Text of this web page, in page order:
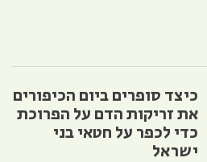
כיצד סופרים ביום הכיפורים
את זריקות הדם על הפרוכת
כדי לכפר על חטאי בני
ישראל